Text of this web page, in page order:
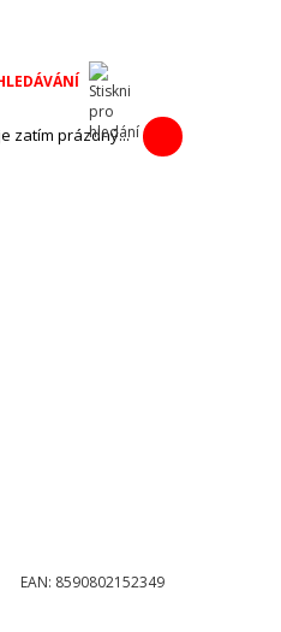
zatím prázdný...
EAN: 8590802152349